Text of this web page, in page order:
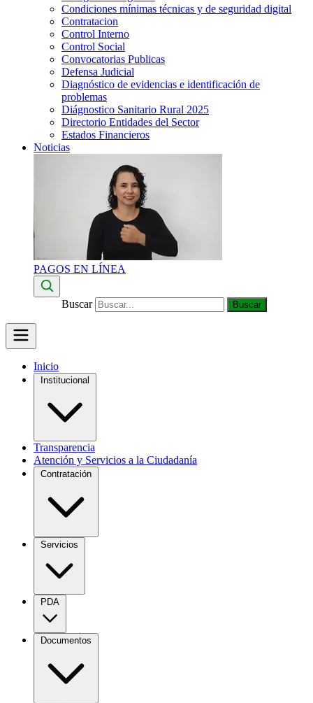
Condiciones mínimas técnicas y de seguridad digital
Contratacion
Control Interno
Control Social
Convocatorias Publicas
Defensa Judicial
Diagnóstico de evidencias e identificación de
problemas
Diágnostico Sanitario Rural 2025
Directorio Entidades del Sector
Estados Financieros
Noticias
PAGOS EN LÍNEA
Buscar Buscar
Inicio
Institucional
Transparencia
Atención y Servicios a la Ciudadanía
Contratación
Servicios
PDA
Documentos